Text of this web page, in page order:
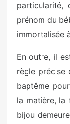
prénom du
immortalisée
En outre, il
règle précise
baptême
la matière, la
bijou